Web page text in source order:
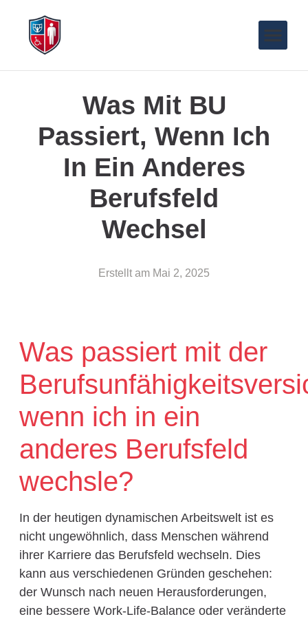
Was Mit BU
Passiert, Wenn Ich
In Ein Anderes
Berufsfeld
Wechsel
Erstellt am Mai 2, 2025
Was passiert mit der
wenn ich in ein
anderes Berufsfeld
wechsle?
In der heutigen dynamischen Arbeitswelt ist es
nicht ungewöhnlich, dass Menschen während
ihrer Karriere das Berufsfeld wechseln. Dies
kann aus verschiedenen Gründen geschehen:
der Wunsch nach neuen Herausforderungen,
eine bessere Work-Life-Balance oder veränderte